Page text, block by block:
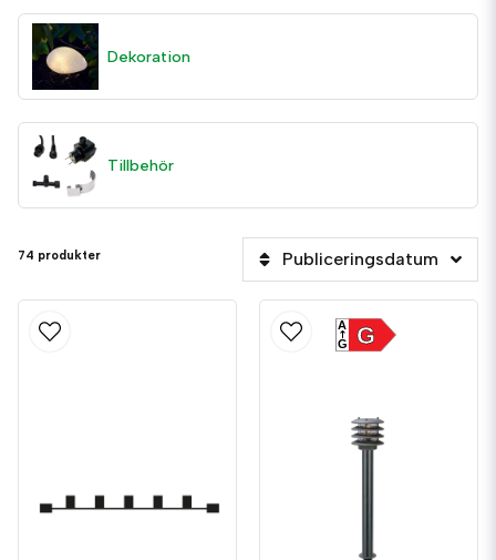
• Pollare
• Trädäck
• Väggbelysning Dekoration
Tillbehör
74 produkter Publiceringsdatum
G
A
G